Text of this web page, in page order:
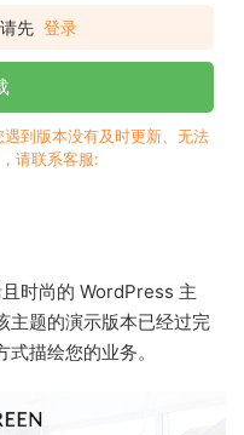
先 登录
到版本没有及时更新、无法
请联系客服:
时尚的 WordPress 主
主题的演示版本已经过完
描绘您的业务。